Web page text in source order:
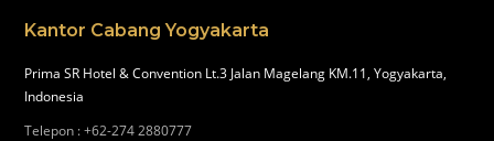
Kantor Cabang Yogyakarta
Prima SR Hotel & Convention Lt.3 Jalan Magelang KM.11, Yogyakarta,
Indonesia
Telepon :+62-274 2880777